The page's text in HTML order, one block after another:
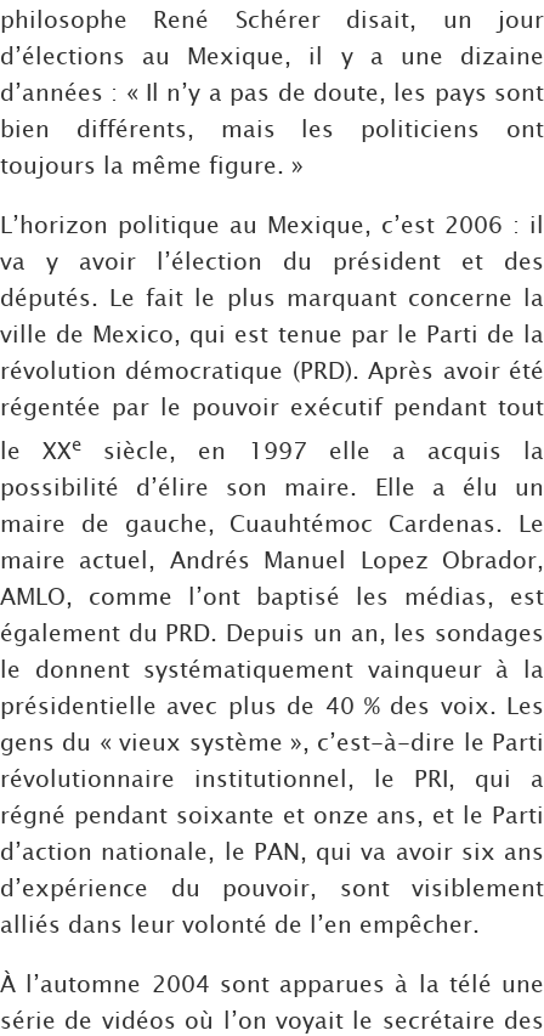
philosophe René Schérer disait, un jour
d’élections au Mexique, il y a une dizaine
d’années : « Il n’y a pas de doute, les pays sont
bien différents, mais les politiciens ont
toujours la même figure. »
L’horizon politique au Mexique, c’est 2006 : il
va y avoir l’élection du président et des
députés. Le fait le plus marquant concerne la
ville de Mexico, qui est tenue par le Parti de la
révolution démocratique (PRD). Après avoir été
régentée par le pouvoir exécutif pendant tout
le XXe
siècle, en 1997 elle a acquis la
possibilité d’élire son maire. Elle a élu un
maire de gauche, Cuauhtémoc Cardenas. Le
maire actuel, Andrés Manuel Lopez Obrador,
AMLO, comme l’ont baptisé les médias, est
également du PRD. Depuis un an, les sondages
le donnent systématiquement vainqueur à la
présidentielle avec plus de 40 % des voix. Les
gens du « vieux système », c’est-à-dire le Parti
révolutionnaire institutionnel, le PRI, qui a
régné pendant soixante et onze ans, et le Parti
d’action nationale, le PAN, qui va avoir six ans
d’expérience du pouvoir, sont visiblement
alliés dans leur volonté de l’en empêcher.
À l’automne 2004 sont apparues à la télé une
série de vidéos où l’on voyait le secrétaire des